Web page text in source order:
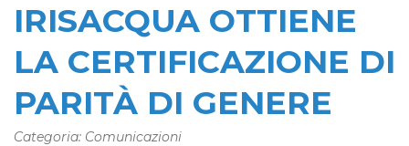
IRISACQUA OTTIENE
LA CERTIFICAZIONE DI
PARITÀ DI GENERE
Categoria: Comunicazioni